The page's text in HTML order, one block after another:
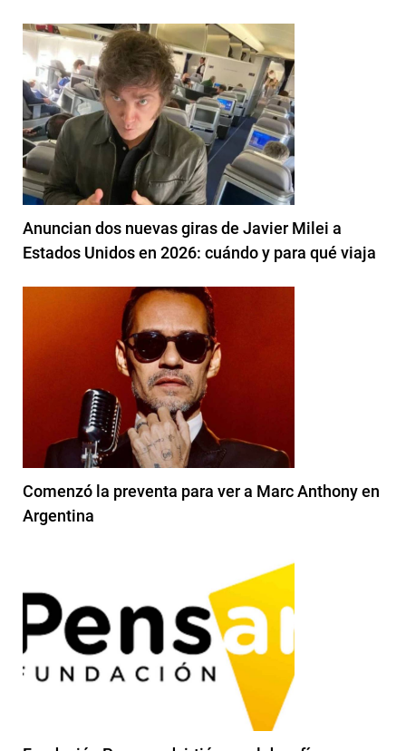
Anuncian dos nuevas giras de Javier Milei a
Estados Unidos en 2026: cuándo y para qué viaja
Comenzó la preventa para ver a Marc Anthony en
Argentina